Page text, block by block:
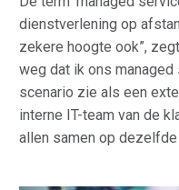
dienstverlening op
zekere hoogte ook”,
weg dat ik ons
scenario zie als een
interne IT-team van de
allen samen op